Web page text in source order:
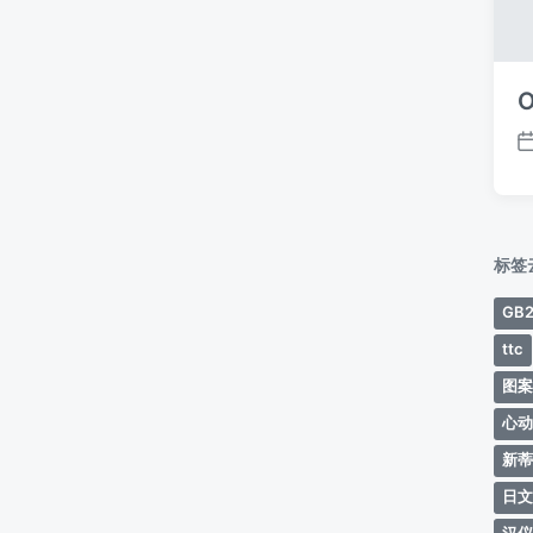
发
标签
ttc
图
心
新
日文